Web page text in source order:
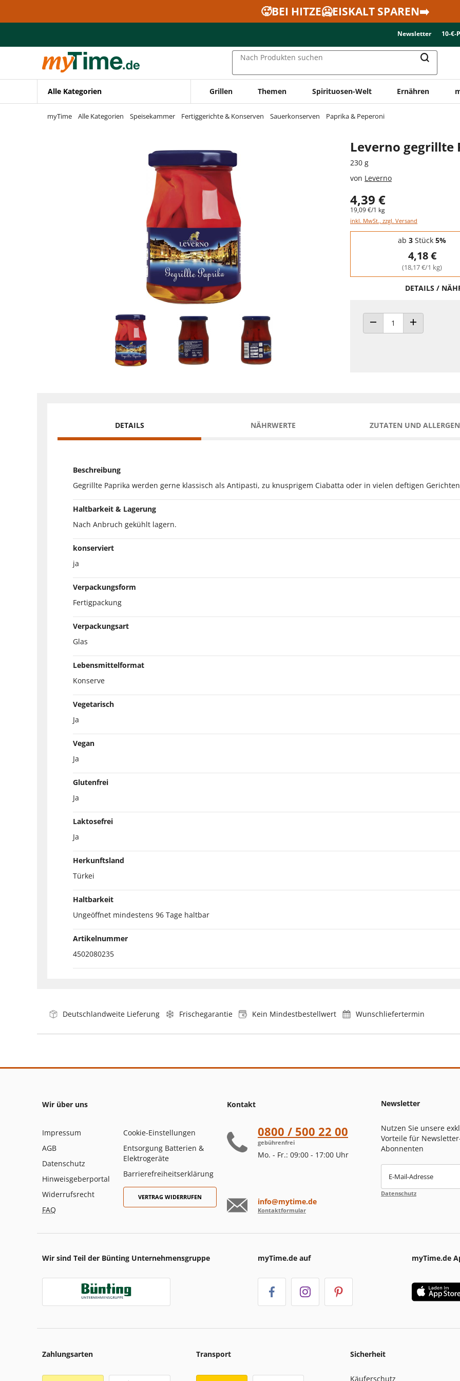
Zur Navigation springen
🥵BEI HITZE🥶EISKALT SPAREN➡️
Newsletter 10-€-
Nach Produkten suchen
Alle Kategorien Grillen Themen Spirituosen-Welt Ernähren
myTime Alle Kategorien Speisekammer Fertiggerichte & Konserven Sauerkonserven Paprika & Peperoni
Leverno gegrillte
230 g
von Leverno
4,39 €
19,09 €/1 kg
inkl. MwSt., zzgl. Versand
Staffelpreise - Mengenrabatt
ab 3 Stück 5%
4,18 €
(18,17 €/1 kg)
DETAILS /
ANZAHL VERRINGERN
ANZAHL
DETAILS NÄHRWERTE ZUTATEN UND
Beschreibung
Gegrillte Paprika werden gerne klassisch als Antipasti, zu knusprigem Ciabatta oder in vielen deftigen
Haltbarkeit & Lagerung
Nach Anbruch gekühlt lagern.
konserviert
ja
Verpackungsform
Fertigpackung
Verpackungsart
Glas
Lebensmittelformat
Konserve
Vegetarisch
Ja
Vegan
Ja
Glutenfrei
Ja
Laktosefrei
Ja
Herkunftsland
Türkei
Haltbarkeit
Ungeöffnet mindestens 96 Tage haltbar
Artikelnummer
4502080235
Deutschlandweite Lieferung Frischegarantie Kein Mindestbestellwert Wunschliefertermin
Wir über uns
Impressum
AGB
Datenschutz
Hinweisgeberportal
Widerrufsrecht
FAQ
Cookie-Einstellungen
Entsorgung Batterien &
Elektrogeräte
Barrierefreiheitserklärung
VERTRAG WIDERRUFEN
Kontakt
0800 / 500 22 00
gebührenfrei
Mo. - Fr.: 09:00 - 17:00 Uhr
info@mytime.de
Kontaktformular
Newsletter
Nutzen Sie unsere
Vorteile für
Abonnenten
E-Mail-Adresse
Datenschutz
Wir sind Teil der Bünting Unternehmensgruppe myTime.de auf myTime.de
Zahlungsarten Transport Sicherheit
Käuferschutz